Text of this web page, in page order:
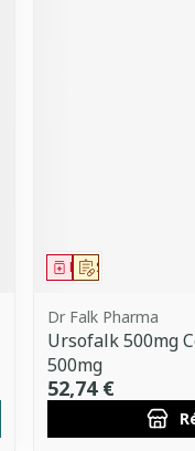
Sur prescription
Médicament
Dr Falk Pharma
Ursofalk 500mg
500mg
52,74 €